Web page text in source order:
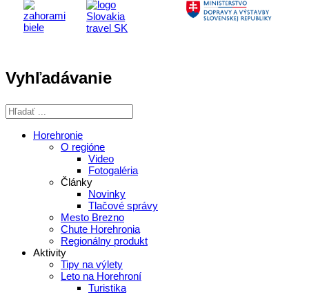
Vyhľadávanie
Horehronie
O regióne
Video
Fotogaléria
Články
Novinky
Tlačové správy
Mesto Brezno
Chute Horehronia
Regionálny produkt
Aktivity
Tipy na výlety
Leto na Horehroní
Turistika